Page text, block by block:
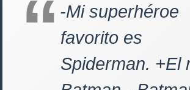
-Mi superhéroe
favorito es
Spiderman. +El